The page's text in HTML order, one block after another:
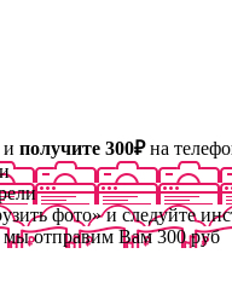
и получите 300₽на
фото» и следуйте
отправим Вам 300 руб